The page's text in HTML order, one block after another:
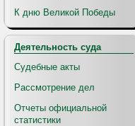
К дню Великой Победы
Деятельность суда
Судебные акты
Рассмотрение дел
Отчеты официальной
статистики